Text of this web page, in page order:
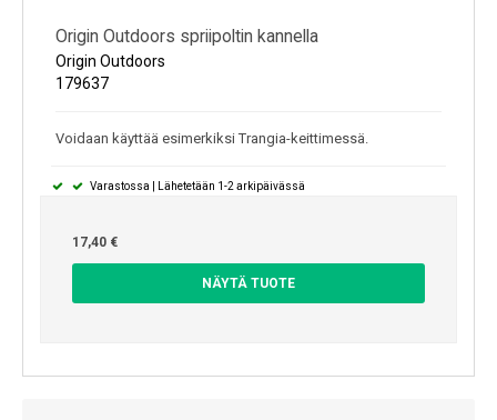
Origin Outdoors spriipoltin kannella
Origin Outdoors
179637
Voidaan käyttää esimerkiksi Trangia-keittimessä.
Varastossa | Lähetetään 1-2 arkipäivässä
17,40 €
NÄYTÄ TUOTE